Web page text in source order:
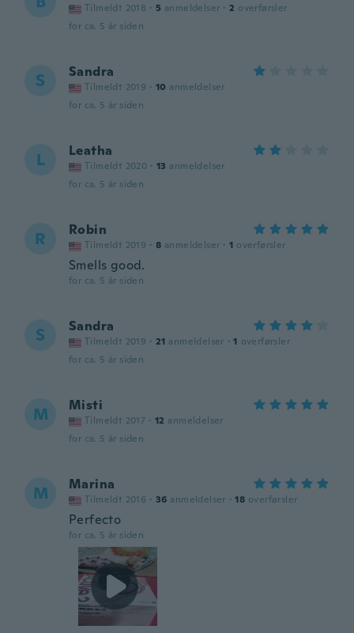
Tilmeldt 2018 · 5 anmeldelser · 2 overførsler
for ca. 5 år siden
S Sandra
Tilmeldt 2019 · 10 anmeldelser
for ca. 5 år siden
L Leatha
Tilmeldt 2020 · 13 anmeldelser
for ca. 5 år siden
R Robin
Tilmeldt 2019 · 8 anmeldelser · 1 overførsler
Smells good.
for ca. 5 år siden
S Sandra
Tilmeldt 2019 · 21 anmeldelser · 1 overførsler
for ca. 5 år siden
M Misti
Tilmeldt 2017 · 12 anmeldelser
for ca. 5 år siden
M Marina
Tilmeldt 2016 · 36 anmeldelser · 18 overførsler
Perfecto
for ca. 5 år siden